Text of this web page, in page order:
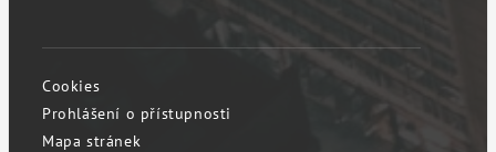
Cookies
Prohlášení o přístupnosti
Mapa stránek